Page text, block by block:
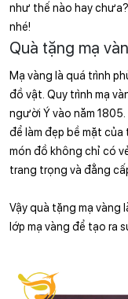
như thế nào hay
nhé!
Quà tặng mạ
Mạ vàng là quá trình
đồ vật. Quy trình mạ
người Ý vào năm
để làm đẹp bề mặt
món đồ không chỉ có
trang trọng và đẳng
Vậy quà tặng mạ
lớp mạ vàng để tạo ra